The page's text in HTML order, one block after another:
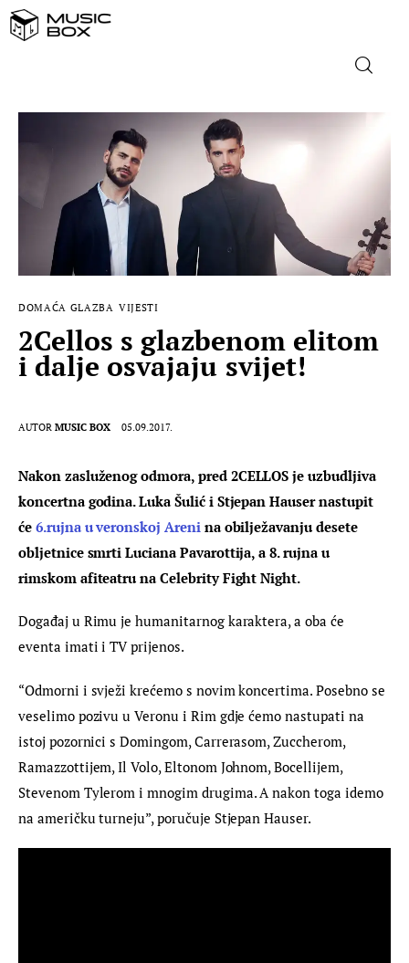
NASLOVNICA
DOMAĆA GLAZBA
STRANA GLAZBA
FILM
MUSIC BOX
DOMAĆA GLAZBA VIJESTI
2Cellos s glazbenom elitom
i dalje osvajaju svijet!
AUTOR MUSIC BOX 05.09.2017.
Nakon zasluženog odmora, pred 2CELLOS je uzbudljiva
koncertna godina. Luka Šulić i Stjepan Hauser nastupit
će 6.rujna u veronskoj Areni na obilježavanju desete
obljetnice smrti Luciana Pavarottija, a 8. rujna u
rimskom afiteatru na Celebrity Fight Night.
Događaj u Rimu je humanitarnog karaktera, a oba će
eventa imati i TV prijenos.
“Odmorni i svježi krećemo s novim koncertima. Posebno se
veselimo pozivu u Veronu i Rim gdje ćemo nastupati na
istoj pozornici s Domingom, Carrerasom, Zuccherom,
Ramazzottijem, Il Volo, Eltonom Johnom, Bocellijem,
Stevenom Tylerom i mnogim drugima. A nakon toga idemo
na američku turneju”, poručuje Stjepan Hauser.